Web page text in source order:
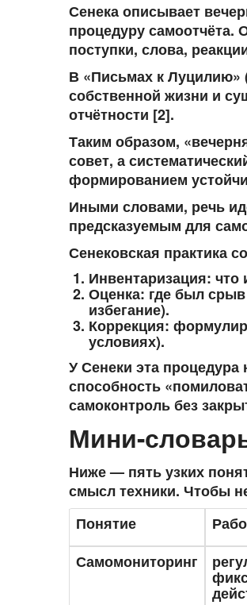
Сенека описывает
процедуру
поступки, слова,
В «Письмах к Луцилию»
собственной жизни и
отчётности [2].
Таким образом,
совет, а
формированием
Иными словами, речь
предсказуемым для
Сенековская практика
Инвентаризация: что
Оценка: где был
избегание).
Коррекция:
условиях).
У Сенеки эта
способность
самоконтроль без
Мини-
Ниже — пять узких
смысл техники. Чтобы
Понятие
Самомониторинг